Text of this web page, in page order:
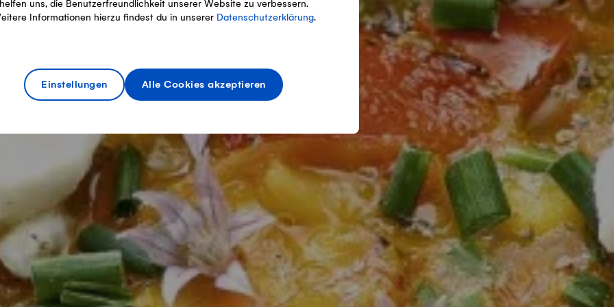
uns, die Benutzerfreundlichkeit unserer Website zu verbessern.
Informationen hierzu findest du in unserer Datenschutzerklärung.
Einstellungen Alle Cookies akzeptieren